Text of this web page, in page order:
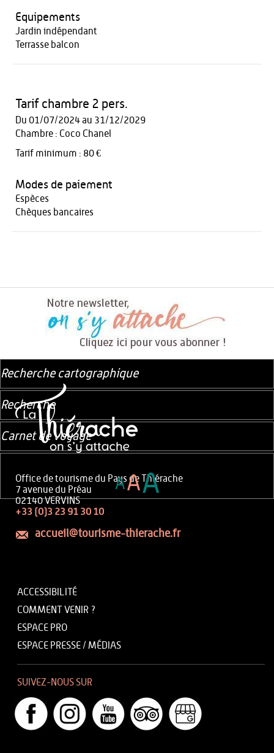
Equipements
Jardin indépendant
Terrasse balcon
Tarif chambre 2 pers.
Du 01/07/2024 au 31/12/2029
Chambre : Coco Chanel
Tarif minimum : 80 €
Modes de paiement
Espèces
Chèques bancaires
Office de tourisme du Pays de Thiérache
7 avenue du Préau
02140 VERVINS
+33 (0)3 23 91 30 10
accueil@tourisme-thierache.fr
ACCESSIBILITÉ
COMMENT VENIR ?
ESPACE PRO
ESPACE PRESSE / MÉDIAS
SUIVEZ-NOUS SUR
Recherche cartographique
Recherche
Carnet de voyage
AAA